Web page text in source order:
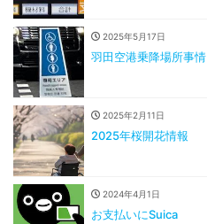
2025年5月17日
羽田空港乗降場所事情
2025年2月11日
2025年桜開花情報
2024年4月1日
お支払いにSuica